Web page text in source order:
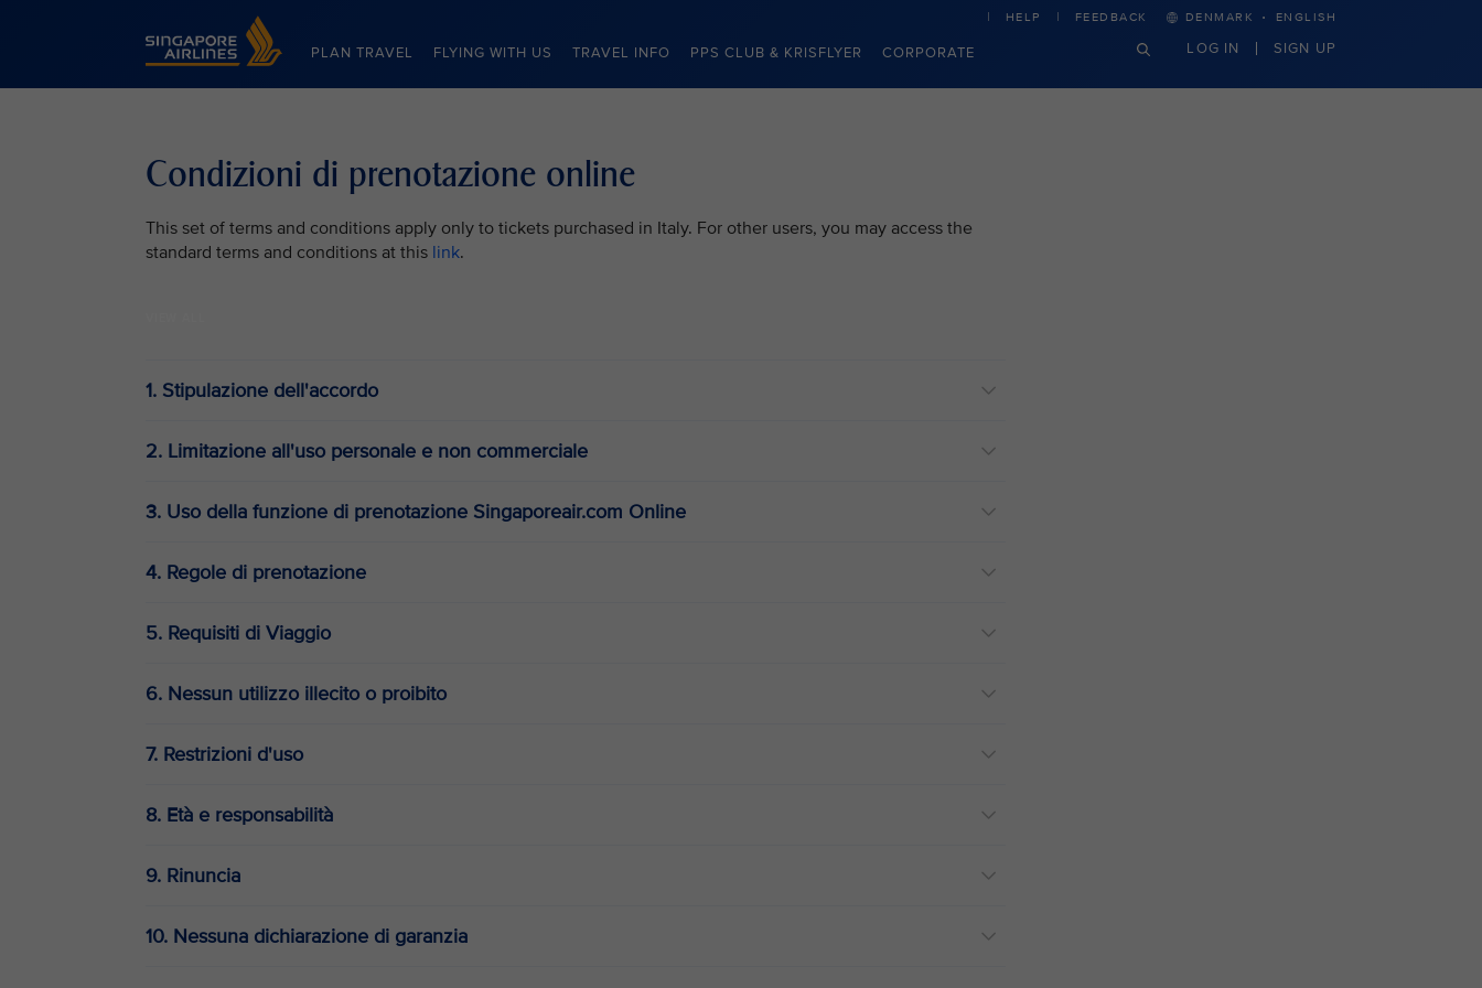
Singapore Airlines Home
PLAN TRAVEL FLYING WITH US TRAVEL INFO PPS CLUB & KRISFLYER CORPORATE
HELP FEEDBACK DENMARK · ENGLISH
LOG IN SIGN UP
Condizioni di prenotazione online
This set of terms and conditions apply only to tickets purchased in Italy. For other users, you may access the
standard terms and conditions at this link.
1. Stipulazione dell'accordo
2. Limitazione all'uso personale e non commerciale
3. Uso della funzione di prenotazione Singaporeair.com Online
4. Regole di prenotazione
5. Requisiti di Viaggio
6. Nessun utilizzo illecito o proibito
7. Restrizioni d'uso
8. Età e responsabilità
9. Rinuncia
10. Nessuna dichiarazione di garanzia